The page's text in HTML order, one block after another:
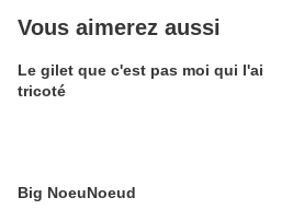
Vous aimerez aussi
Le gilet que c'est pas moi qui l'ai
tricoté
Big NoeuNoeud